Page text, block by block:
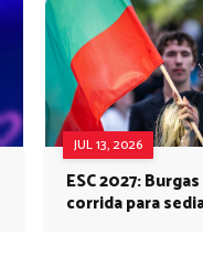
JUL 13, 2026
ESC 2027:
corrida para